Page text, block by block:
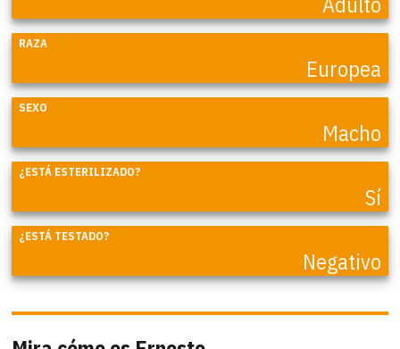
RAZA
Europea
SEXO
Macho
¿ESTÁ ESTERILIZADO?
Sí
¿ESTÁ TESTADO?
Negativo